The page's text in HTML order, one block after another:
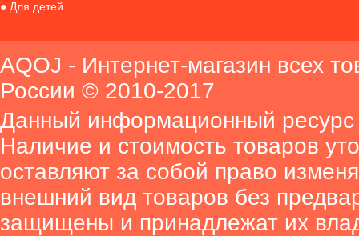
● Для детей
AQOJ - Интернет-магазин всех
России © 2010-2017
Данный информационный ресурс
Наличие и стоимость товаров
оставляют за собой право
внешний вид товаров без
защищены и принадлежат их